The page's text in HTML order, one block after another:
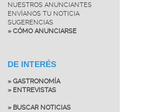
NUESTROS ANUNCIANTES
ENVÍANOS TU NOTICIA
SUGERENCIAS
» CÓMO ANUNCIARSE
DE INTERÉS
» GASTRONOMÍA
» ENTREVISTAS
» BUSCAR NOTICIAS